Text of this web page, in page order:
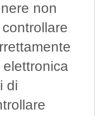
non
elettronica
di